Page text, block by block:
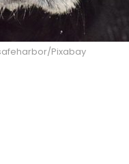
Pixabay